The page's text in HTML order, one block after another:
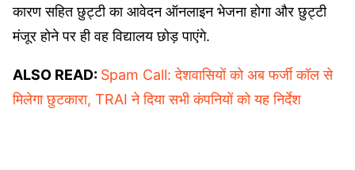
कारण सहित छुट्टी का आवेदन ऑनलाइन भेजना होगा और छुट्टी
मंजूर होने पर ही वह विद्यालय छोड़ पाएंगे.
ALSO READ: Spam Call: देशवासियों को अब फर्जी कॉल से
मिलेगा छुटकारा, TRAI ने दिया सभी कंपनियों को यह निर्देश